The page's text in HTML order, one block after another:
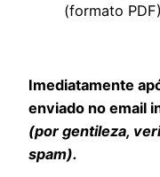
(formato
Imediatamente
enviado no email
(por gentileza,
spam).